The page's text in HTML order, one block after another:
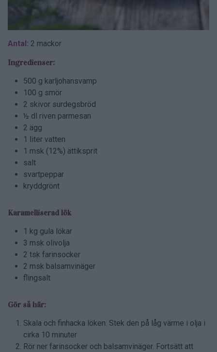
Antal: 2 mackor
Ingredienser:
500 g karljohansvamp
100 g smör
2 skivor surdegsbröd
½ dl riven parmesan
2 ägg
1 liter vatten
1 msk (12%) ättiksprit
salt
svartpeppar
kryddgrönt
Karamelliserad lök
1 kg gula lökar
3 msk olivolja
2 tsk farinsocker
2 msk balsamvinäger
flingsalt
Gör så här:
Skala och finhacka löken. Stek den på låg värme i olja i
cirka 10 minuter
Rör ner farinsocker och balsamvinäger. Fortsätt att